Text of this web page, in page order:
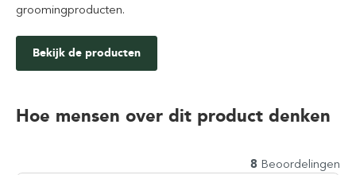
groomingproducten.
Bekijk de producten
Hoe mensen over dit product denken
8 Beoordelingen